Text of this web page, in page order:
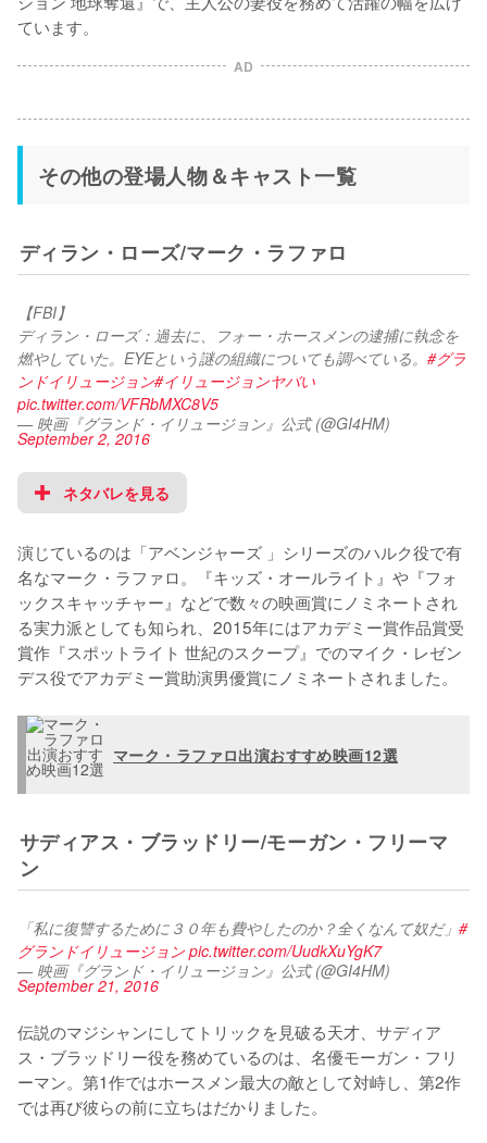
ています。
AD
その他の登場人物＆キャスト一覧
ディラン・ローズ/マーク・ラファロ
【FBI】
ディラン・ローズ：過去に、フォー・ホースメンの逮捕に執念を
燃やしていた。EYEという謎の組織についても調べている。 #グラ
ンドイリュージョン#イリュージョンヤバい
pic.twitter.com/VFRbMXC8V5
— 映画『グランド・イリュージョン』公式 (@GI4HM)
September 2, 2016
ネタバレを見る
演じているのは「アベンジャーズ 」シリーズのハルク役で有
名なマーク・ラファロ。『キッズ・オールライト』や『フォ
ックスキャッチャー』などで数々の映画賞にノミネートされ
る実力派としても知られ、2015年にはアカデミー賞作品賞受
賞作『スポットライト 世紀のスクープ』でのマイク・レゼン
デス役でアカデミー賞助演男優賞にノミネートされました。
マーク・ラファロ出演おすすめ映画12選
サディアス・ブラッドリー/モーガン・フリーマ
ン
「私に復讐するために３０年も費やしたのか？全くなんて奴だ」 #
グランドイリュージョン pic.twitter.com/UudkXuYgK7
— 映画『グランド・イリュージョン』公式 (@GI4HM)
September 21, 2016
伝説のマジシャンにしてトリックを見破る天才、サディア
ス・ブラッドリー役を務めているのは、名優モーガン・フリ
ーマン。第1作ではホースメン最大の敵として対峙し、第2作
では再び彼らの前に立ちはだかりました。